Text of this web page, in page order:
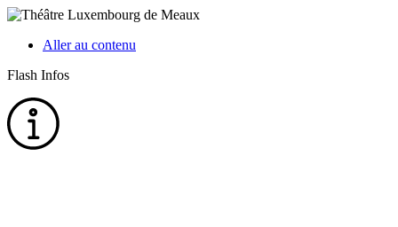
Aller au contenu
Flash Infos